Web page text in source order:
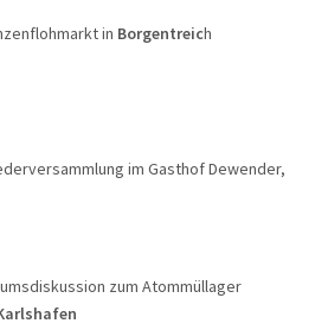
in Borgentreich
im Gasthof Dewender,
zum Atommüllager